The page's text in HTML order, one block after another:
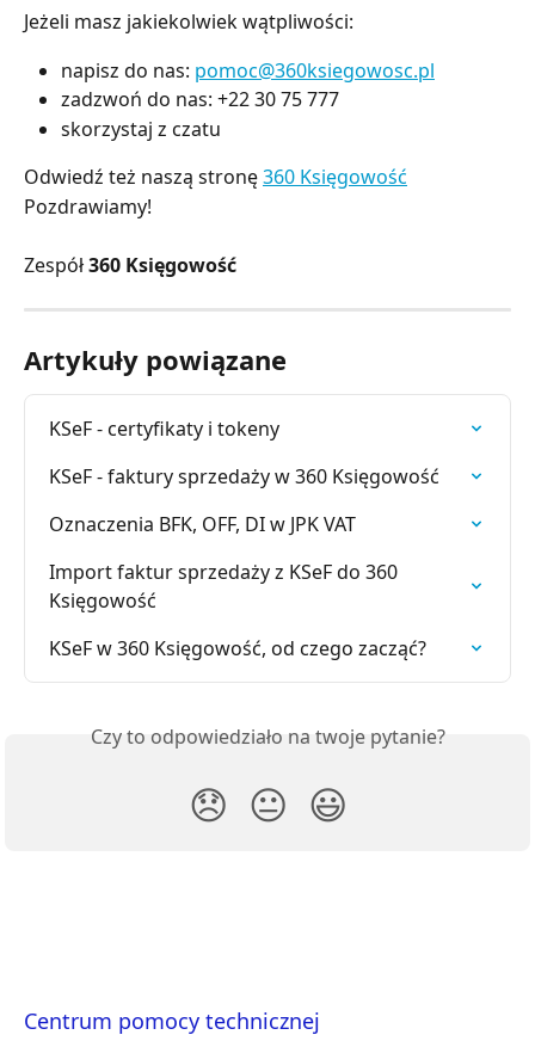
Jeżeli masz jakiekolwiek wątpliwości:
napisz do nas: pomoc@360ksiegowosc.pl
zadzwoń do nas: +22 30 75 777
skorzystaj z czatu
Odwiedź też naszą stronę360 Księgowość
Pozdrawiamy!
Zespół360 Księgowość
Artykuły powiązane
KSeF - certyfikaty i tokeny
KSeF - faktury sprzedaży w 360 Księgowość
Oznaczenia BFK, OFF, DI w JPK VAT
Import faktur sprzedaży z KSeF do 360
Księgowość
KSeF w 360 Księgowość, od czego zacząć?
Czy to odpowiedziało na twoje pytanie?
😞 😐 😃
Centrum pomocy technicznej